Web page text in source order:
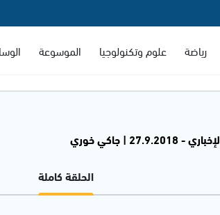
رياضة علوم وتكنولوجيا الموسوعة
| جاكي خوري
الحلقة كاملة